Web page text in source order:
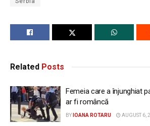
Related Posts
Femeia care a înjunghiat
ar fi româncă
BY IOANA ROTARU AUGUST 6,